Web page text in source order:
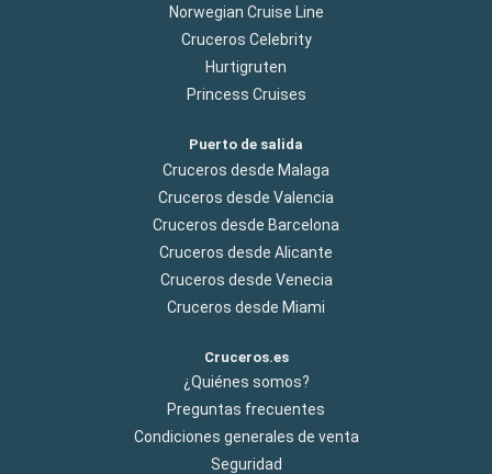
Norwegian Cruise Line
Cruceros Celebrity
Hurtigruten
Princess Cruises
Puerto de salida
Cruceros desde Malaga
Cruceros desde Valencia
Cruceros desde Barcelona
Cruceros desde Alicante
Cruceros desde Venecia
Cruceros desde Miami
Cruceros.es
¿Quiénes somos?
Preguntas frecuentes
Condiciones generales de venta
Seguridad